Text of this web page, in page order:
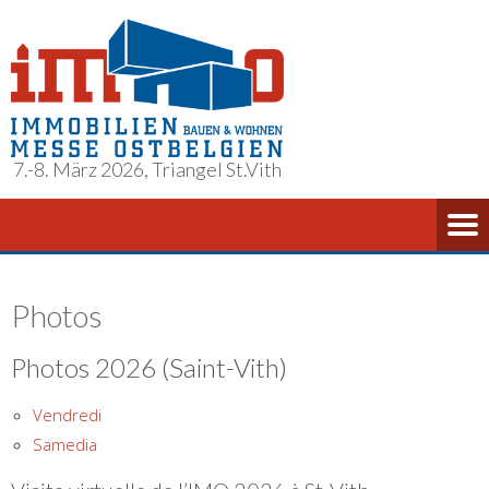
7.-8. März 2026, Triangel St.Vith
Photos
Photos 2026 (Saint-Vith)
Vendredi
Samedia